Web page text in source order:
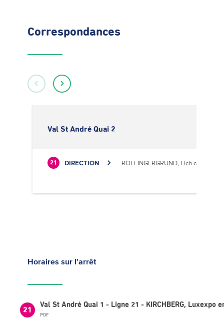
Correspondances
Val St André Quai 2
21 DIRECTION ROLLINGERGRUND, Eich centre
Horaires sur l'arrêt
21
Val St André Quai 1 - Ligne 21 - KIRCHBERG, Luxexpo
PDF